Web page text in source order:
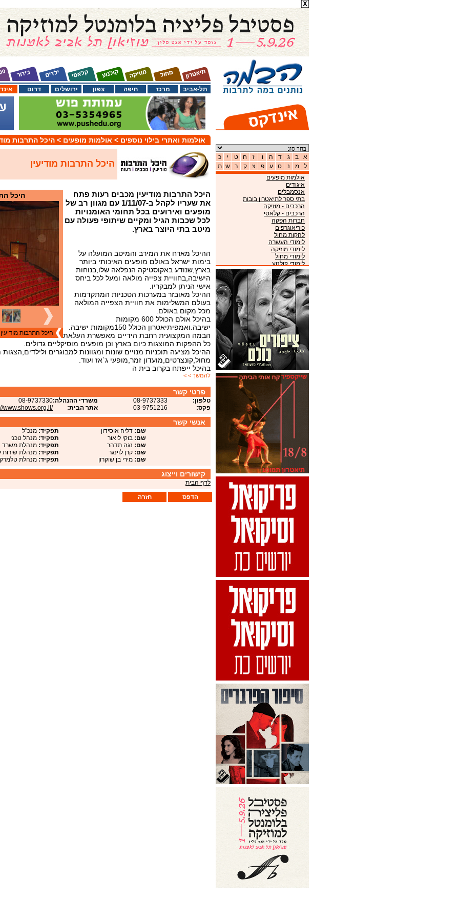
דרום ירושלים צפון חיפה מרכז תל-אביב
אולמות ואתרי בילוי נוספים > אולמות מופעים > היכל התרבות
היכל התרבות מודיעין
היכל
היכל התרבות מודיעין
היכל התרבות מודיעין מכבים רעות פתח
את שעריו לקהל ב-1/11/07 עם מגוון רב של
מופעים ואירועים בכל תחומי האומנויות
לכל שכבות הגיל ומקיים שיתופי פעולה עם
מיטב בתי היוצר בארץ.
ההיכל מארח את המירב והמיטב המועלה על
בימות ישראל באולם מופעים האיכותי ביותר
בארץ,שנודע באקוסטיקה הנפלאה שלו,בנוחות
הישיבה,בחוויית צפייה מולאה ומעל לכל ביחס
אישי הניתן למבקריו.
ההיכל מאובזר במערכות הטכניות המתקדמות
בעולם המשלימות את חוויית הצפייה המולאה
מכל מקום באולם.
בהיכל אולם הכולל 600 מקומות
ישיבה.ואמפיתיאטרון הכולל 150מקומות ישיבה.
הבמה המקצועית רחבת הידיים מאפשרת העלאת
כל ההפקות המוצגות כיום בארץ וכן מופעים מוסיקליים גדולים.
ההיכל מציעה תוכניות מנויים שונות ומגוונות למבוגרים
מחול,קונצרטים,מועדון זמר,מופעי ג`אז ועוד.
בהיכל ייפתח בקרוב בית ה
להמשך > >
פרטי קשר
טלפון: 08-9737333 משרדי ההנהלה:08-9737330
פקס:
03-9751216 אתר הבית: www.shows.org.il/
אנשי קשר
שם: דליה אוסידון תפקיד: מנכ"ל
שם: בוקי ליאור תפקיד: מנהל טכני
שם: נגה תדהר תפקיד: מנהלת משרד
שם: קרן לוינגר תפקיד: מנהלת שירות
שם: מירי בן שוקרון תפקיד: מנהלת
קישורים וייצוג
לדף הבית
חזרה
הדפס
כ י ט ח ז ו ה ד ג ב
א
ת ש ר ק צ פ ע ס נ מ
ל
אולמות מופעים
איגודים
אנסמבלים
בתי ספר לתיאטרון בובות
הרכבים - מוזיקה
הרכבים - קלאסי
חברות הפקה
כוריאוגרפים
להקות מחול
לימודי העשרה
לימודי מוזיקה
לימודי מחול
לימודי קולנוע
לימודי תיאטרון
מוזיאונים
מועדונים
מקהלות
מרכזי מוזיקה
ניהול אמנים
סינמטקים
פסטיבלים
קונסרבטוריונים
תזמורות
תיאטראות
תיאטרוני ילדים